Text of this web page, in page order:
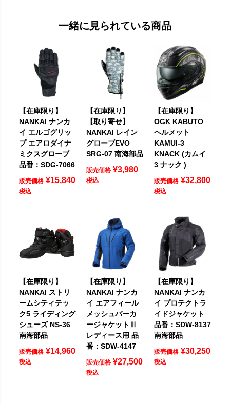
一緒に見られている商品
【在庫限り】
NANKAI ナンカ
イ エルゴグリッ
プ エアロダイナ
ミクスグローブ
品番：SDG-7066
販売価格 ¥15,840
税込
【在庫限り】
【取り寄せ】
NANKAI レイン
グローブEVO
SRG-07 南海部品
販売価格 ¥3,980
税込
【在庫限り】
OGK KABUTO
ヘルメット
KAMUI-3
KNACK (カムイ
3 ナック )
販売価格 ¥32,800
税込
【在庫限り】
NANKAI ストリ
ームシティテッ
ク5 ライディング
シューズ NS-36
南海部品
販売価格 ¥14,960
税込
【在庫限り】
NANKAI ナンカ
イ エアフィール
メッシュパーカ
ージャケットⅢ
レディース用 品
番：SDW-4147
販売価格 ¥27,500
税込
【在庫限り】
NANKAI ナンカ
イ プロテクトラ
イドジャケット
品番：SDW-8137
南海部品
販売価格 ¥30,250
税込